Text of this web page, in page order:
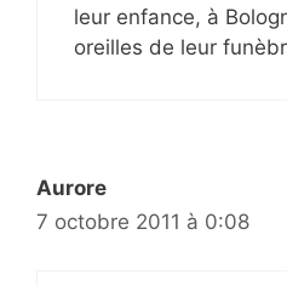
leur enfance, à
oreilles de leur
Aurore
7 octobre 2011 à 0:08